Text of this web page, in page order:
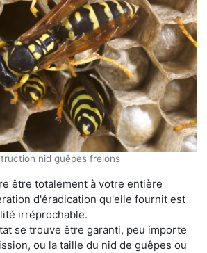
nid guêpes frelons
être totalement à votre entière
d'éradication qu'elle fournit est
irréprochable.
se trouve être garanti, peu importe
ou la taille du nid de guêpes ou